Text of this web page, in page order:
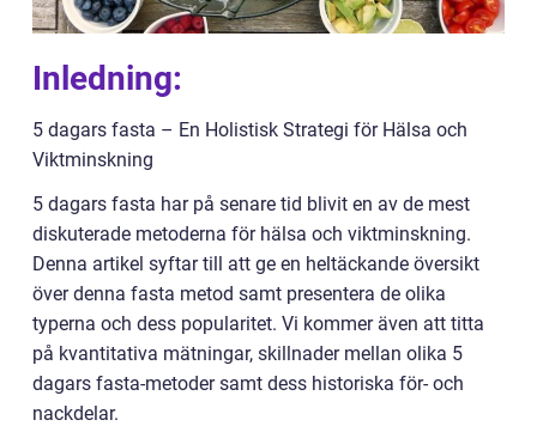
Inledning:
5 dagars fasta – En Holistisk Strategi för Hälsa och
Viktminskning
5 dagars fasta har på senare tid blivit en av de mest
diskuterade metoderna för hälsa och viktminskning.
Denna artikel syftar till att ge en heltäckande översikt
över denna fasta metod samt presentera de olika
typerna och dess popularitet. Vi kommer även att titta
på kvantitativa mätningar, skillnader mellan olika 5
dagars fasta-metoder samt dess historiska för- och
nackdelar.